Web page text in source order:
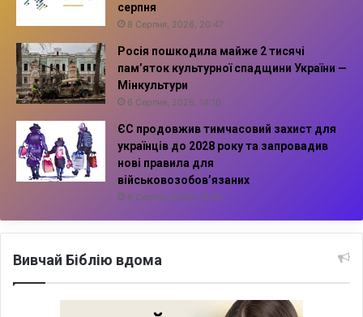
серпня
8 Серпня, 2026, 20:47
Росія пошкодила майже 2 тисячі
пам’яток культурної спадщини України —
Мінкультури
6 Серпня, 2026, 14:10
ЄС продовжив тимчасовий захист для
українців до 2028 року та запровадив
нові правила для
військовозобов’язаних
6 Серпня, 2026, 13:57
Вивчай Біблію вдома